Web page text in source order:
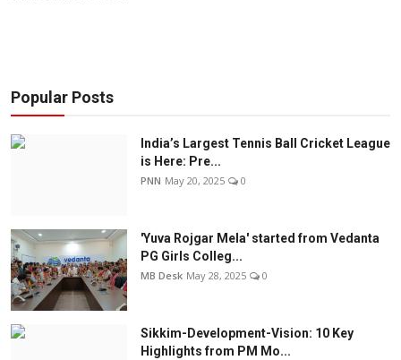
Popular Posts
India’s Largest Tennis Ball Cricket League
is Here: Pre...
PNN May 20, 2025 0
'Yuva Rojgar Mela' started from Vedanta
PG Girls Colleg...
MB Desk May 28, 2025 0
Sikkim-Development-Vision: 10 Key
Highlights from PM Mo...